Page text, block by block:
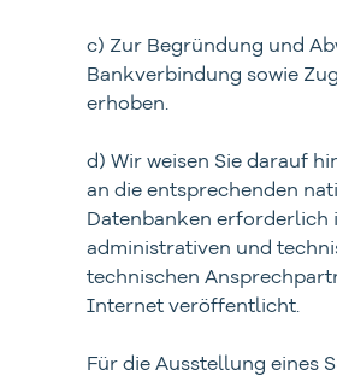
c) Zur Begründung und
Bankverbindung sowie
erhoben.
d) Wir weisen Sie darauf
an die entsprechenden
Datenbanken erforderlich
administrativen und
technischen
Internet veröffentlicht.
Für die Ausstellung eines